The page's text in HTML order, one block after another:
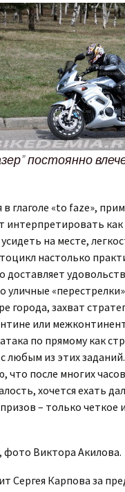
постоянно
глаголе «to faze»,
интерпретировать как
на месте,
настолько
доставляет
уличные
города, захват
или
по прямому как
любым из этих
что после многих
хочется ехать
– только четкое
фото Виктора Акилова.
Сергея Карпова за